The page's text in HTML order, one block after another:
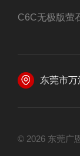
东莞市
© 2026 东莞广